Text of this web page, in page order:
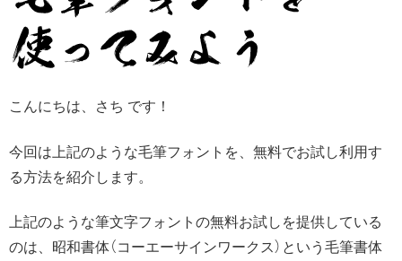
こんにちは、さち です！
今回は上記のような毛筆フォントを、無料でお試し利用す
る方法を紹介します。
上記のような筆文字フォントの無料お試しを提供している
のは、昭和書体（コーエーサインワークス）という毛筆書体